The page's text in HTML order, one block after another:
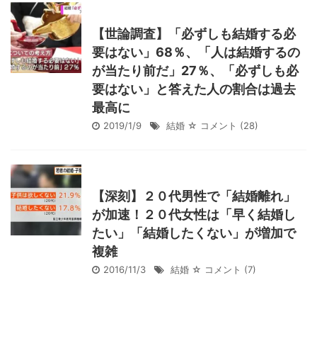
【世論調査】「必ずしも結婚する必
要はない」68％、「人は結婚するの
が当たり前だ」27％、「必ずしも必
要はない」と答えた人の割合は過去
最高に
2019/1/9 結婚 ☆ コメント (28)
【深刻】２０代男性で「結婚離れ」
が加速！２０代女性は「早く結婚し
たい」「結婚したくない」が増加で
複雑
2016/11/3 結婚 ☆ コメント (7)